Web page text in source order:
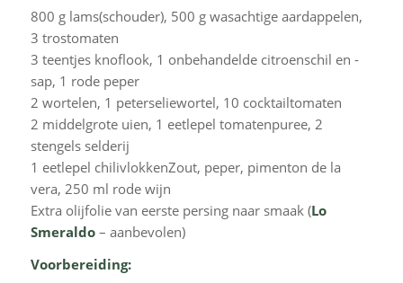
800 g lams(schouder), 500 g wasachtige aardappelen,
3 trostomaten
3 teentjes knoflook, 1 onbehandelde citroenschil en -
sap, 1 rode peper
2 wortelen, 1 peterseliewortel, 10 cocktailtomaten
2 middelgrote uien, 1 eetlepel tomatenpuree, 2
stengels selderij
1 eetlepel chilivlokkenZout, peper, pimenton de la
vera, 250 ml rode wijn
Extra olijfolie van eerste persing naar smaak (Lo
Smeraldo– aanbevolen)
Voorbereiding: